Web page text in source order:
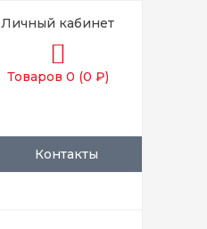
Личный кабинет
Товаров 0 (0 ₽)
Контакты